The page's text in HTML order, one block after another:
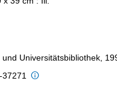
Universitätsbibliothek,